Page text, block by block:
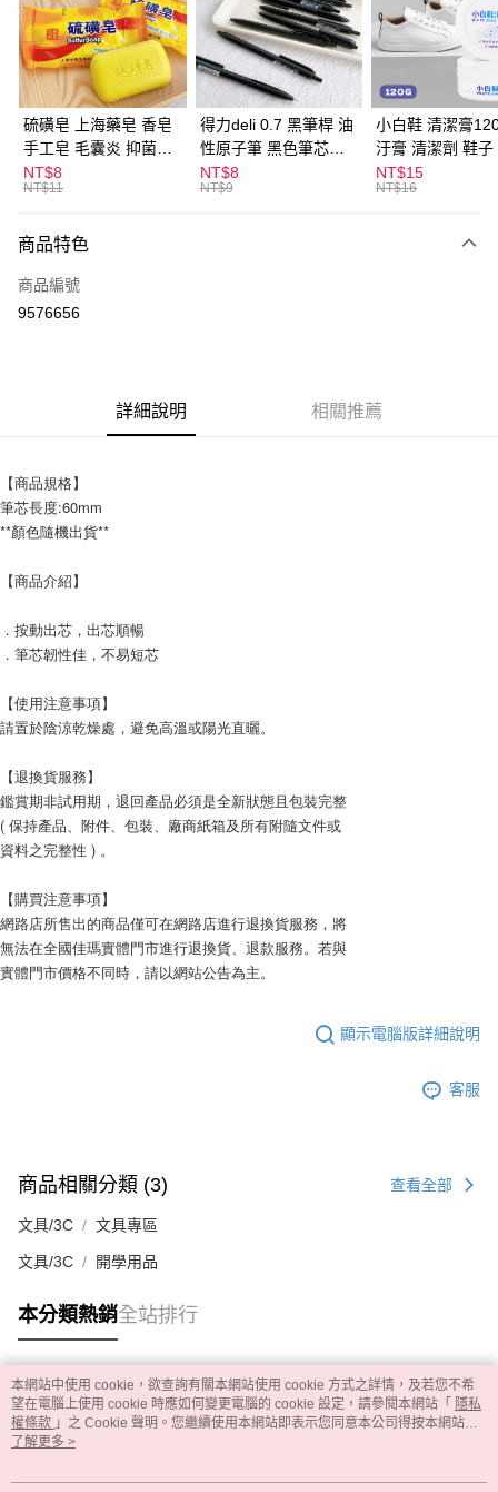
Apple Pay
街口支付
悠遊付
ATM付款
全家取貨付款
每筆NT$60，滿NT$599(含以上)免運費
付款後全家取貨
每筆NT$60，滿NT$599(含以上)免運費
每筆NT$60，滿NT$599(含以上)免運費
宅配
硫磺皂 上海藥皂 香皂
手工皂 毛囊炎 抑菌除
蟎 清潔護膚 去油去痘
寵物皮膚病 狗狗貓咪
NT$8
NT$11
得力deli 0.7 黑筆桿 油
性原子筆 黑色筆芯
S304
NT$8
NT$9
小白鞋 清潔膏
汙膏 清潔劑 鞋子
漬 白皮鞋 鞋油
NT$15
NT$16
商品特色
商品編號
9576656
詳細說明 相關推薦
【商品規格】
筆芯長度:60mm
**顏色隨機出貨**
【商品介紹】
．按動出芯，出芯順暢
．筆芯韌性佳，不易短芯
【使用注意事項】
請置於陰涼乾燥處，避免高溫或陽光直曬。
【退換貨服務】
鑑賞期非試用期，退回產品必須是全新狀態且包裝完整
( 保持產品、附件、包裝、廠商紙箱及所有附隨文件或
資料之完整性 ) 。
【購買注意事項】
網路店所售出的商品僅可在網路店進行退換貨服務，將
無法在全國佳瑪實體門市進行退換貨、退款服務。若與
實體門市價格不同時，請以網站公告為主。
顯示電腦版詳細說明
客服
商品相關分類 (3) 查看全部
文具/3C 文具專區
文具/3C 開學用品
本分類熱銷全站排行
熱門標籤
本網站中使用 cookie，欲查詢有關本網站使用 cookie 方式之詳情，及若您不希
望在電腦上使用 cookie 時應如何變更電腦的 cookie 設定，請參閱本網站「 隱私
權條款 」之 Cookie 聲明。您繼續使用本網站即表示您同意本公司得按本網站使
用條款之 Cookie 聲明使用 cookie。
了解更多 >